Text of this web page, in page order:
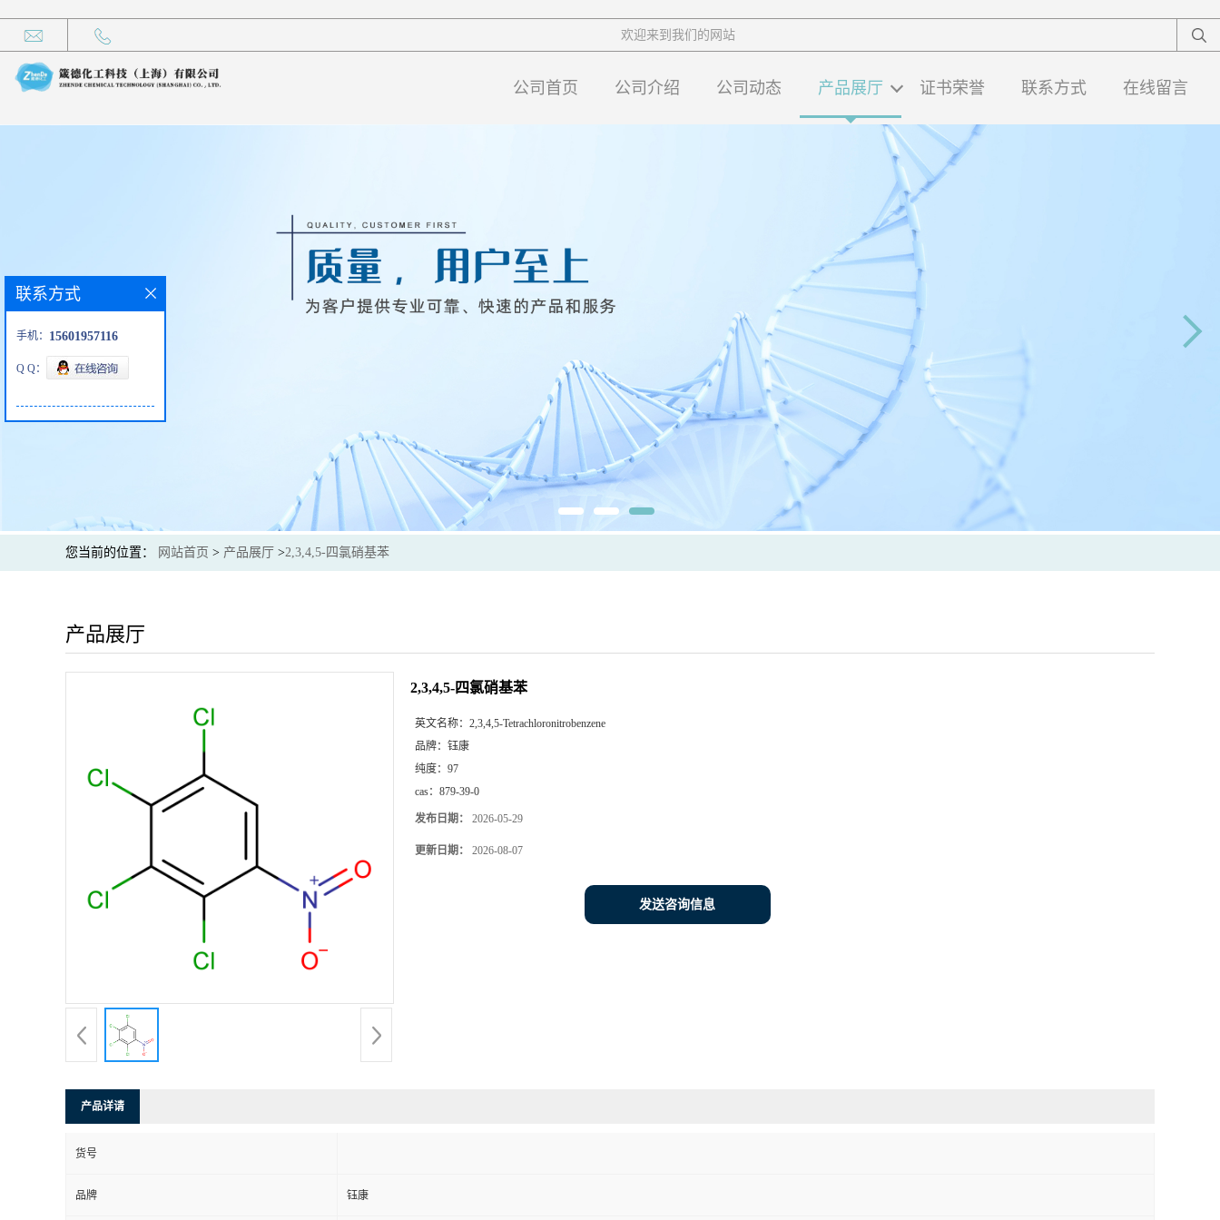
欢迎来到我们的网站
公司首页 公司介绍 公司动态 产品展厅 证书荣誉 联系方式 在线留言
您当前的位置： 网站首页 > 产品展厅 >2,3,4,5-四氯硝基苯
产品展厅
2,3,4,5-四氯硝基苯
英文名称： 2,3,4,5-Tetrachloronitrobenzene
品牌： 钰康
纯度： 97
cas： 879-39-0
发布日期： 2026-05-29
更新日期： 2026-08-07
发送咨询信息
产品详请
货号
品牌 钰康
联系方式
手机： 15601957116
Q Q：